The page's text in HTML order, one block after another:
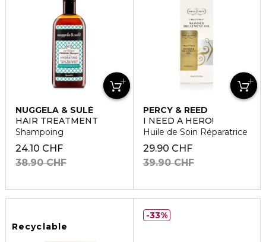
NUGGELA & SULÉ
HAIR TREATMENT
Shampoing
24.10 CHF
38.90 CHF
PERCY & REED
I NEED A HERO!
Huile de Soin Réparatrice
29.90 CHF
39.90 CHF
Recyclable
33%